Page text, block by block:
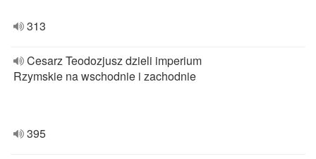
313
Cesarz Teodozjusz dzieli imperium
Rzymskie na wschodnie i zachodnie
395